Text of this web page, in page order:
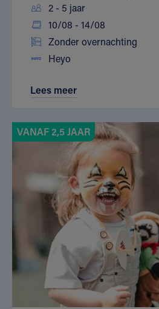
2 - 5 jaar
10/08 - 14/08
Zonder overnachting
Heyo
Lees meer
VANAF 2,5 JAAR